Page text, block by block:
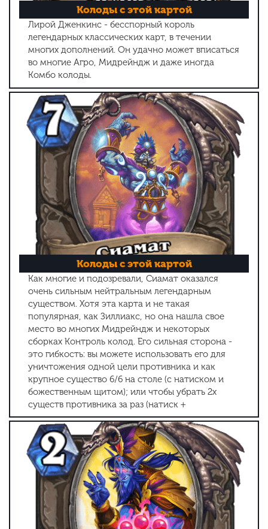
Колоды с этой картой
Лирой Дженкинс - бесспорный король
легендарных классических карт, в течении
многих дополнений. Он удачно может вписаться
во многие Агро, Мидрейндж и даже иногда
Комбо колоды.
Колоды с этой картой
Как многие и подозревали, Сиамат оказался
очень сильным нейтральным легендарным
существом. Хотя эта карта и не такая
популярная, как Зиллиакс, но она нашла свое
место во многих Мидрейндж и некоторых
сборках Контроль колод. Его сильная сторона -
это гибкость: вы можете использовать его для
уничтожения одной цели противника и как
крупное существо 6/6 на столе (с натиском и
божественным щитом); или чтобы убрать 2х
существ противника за раз (натиск +
неистовство ветра); или чтобы создать большую
угрозу, которую трудно убрать (неистовство
ветра + божественный щит); или можете
поставить его в виде провокации, между Агро
игроком и вами (провокация + божественный
щит).